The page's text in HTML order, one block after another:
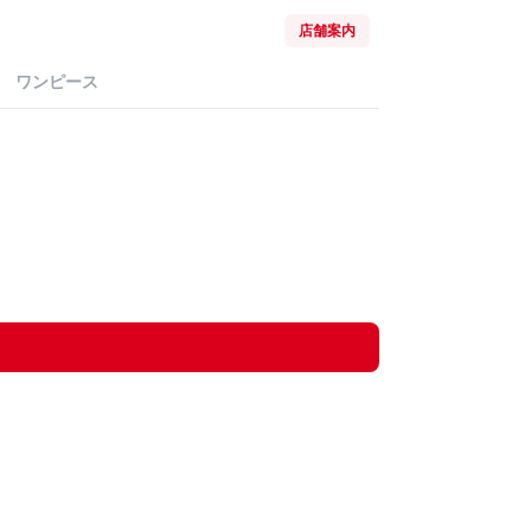
店舗案内
ワンピース